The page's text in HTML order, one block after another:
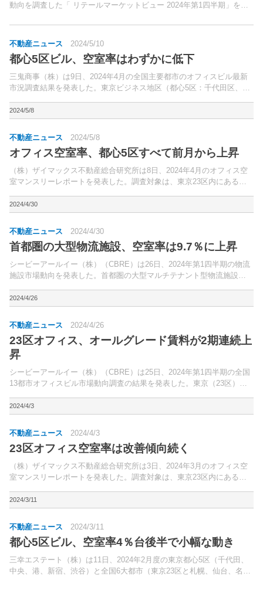
動向を調査した「 リテールマーケットビュー 2024年第1四半期」を公
（プライムエリア）と賃料について調査した。
不動産ニュース 2024/5/10
都心5区ビル、空室率はわずかに低下
三鬼商事（株）は9日、2024年4月の全国主要都市のオフィスビル最新
市況調査結果を発表した。東京ビジネス地区（都心5区：千代田区、中
ント低下）となった。
2024/5/8
不動産ニュース 2024/5/8
オフィス空室率、都心5区すべて前月から上昇
（株）ザイマックス不動産総合研究所は8日、2024年4月のオフィス空
室マンスリーレポートを発表した。調査対象は、東京23区内にある延
2024/4/30
不動産ニュース 2024/4/30
首都圏の大型物流施設、空室率は9.7％に上昇
シービーアールイー（株）（CBRE）は26日、2024年第1四半期の物流
施設市場動向を発表した。首都圏の大型マルチテナント型物流施設
2024/4/26
不動産ニュース 2024/4/26
23区オフィス、オールグレード賃料が2期連続上
昇
シービーアールイー（株）（CBRE）は25日、2024年第1四半期の全国
13都市オフィスビル市場動向調査の結果を発表した。東京（23区）の
2024/4/3
不動産ニュース 2024/4/3
23区オフィス空室率は改善傾向続く
（株）ザイマックス不動産総合研究所は3日、2024年3月のオフィス空
室マンスリーレポートを発表した。調査対象は、東京23区内にある延
2024/3/11
不動産ニュース 2024/3/11
都心5区ビル、空室率4％台後半で小幅な動き
三幸エステート（株）は11日、2024年2月度の東京都心5区（千代田、
中央、港、新宿、渋谷）と全国6大都市（東京23区と札幌、仙台、名古